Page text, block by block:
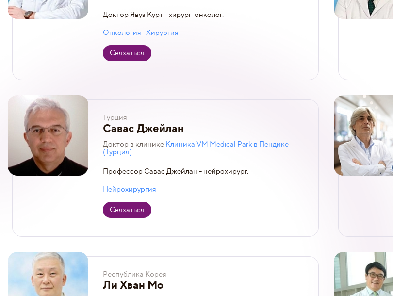
Доктор Явуз Курт - хирург-онколог.
Онкология Хирургия
Связаться
Турция
Савас Джейлан
Доктор в клинике Клиника VM Medical Park в Пендике
(Турция)
Профессор Савас Джейлан - нейрохирург.
Нейрохирургия
Связаться
Республика Корея
Ли Хван Мо